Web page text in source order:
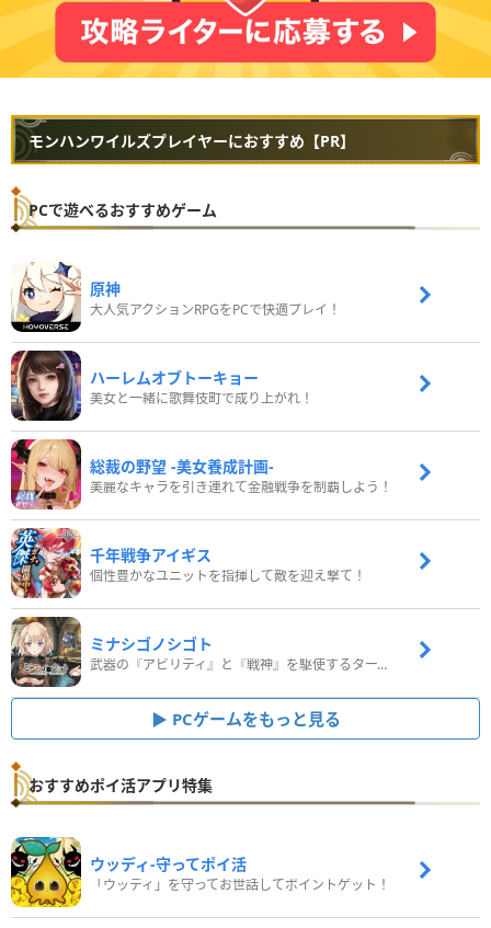
モンハンワイルズプレイヤーにおすすめ【PR】
PCで遊べるおすすめゲーム
原神
大人気アクションRPGをPCで快適プレイ！
ハーレムオブトーキョー
美女と一緒に歌舞伎町で成り上がれ！
総裁の野望 -美女養成計画-
美麗なキャラを引き連れて金融戦争を制覇しよう！
千年戦争アイギス
個性豊かなユニットを指揮して敵を迎え撃て！
ミナシゴノシゴト
武器の『アビリティ』と『戦神』を駆使するターン制コマンドバトルRPG！
PCゲームをもっと見る
おすすめポイ活アプリ特集
ウッディ‐守ってポイ活
「ウッディ」を守ってお世話してポイントゲット！